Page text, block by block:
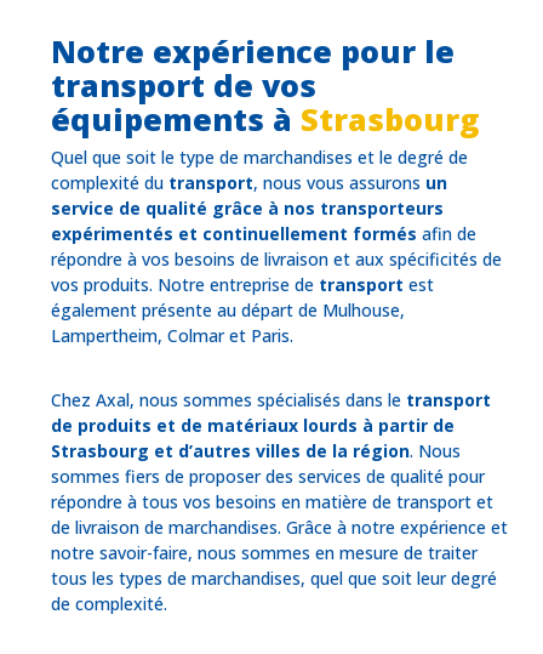
Notre expérience pour le
transport de vos
équipements à Strasbourg
Quel que soit le type de marchandises et le degré de
complexité du transport, nous vous assurons un
service de qualité grâce à nos transporteurs
expérimentés et continuellement formés afin de
répondre à vos besoins de livraison et aux spécificités de
vos produits. Notre entreprise de transport est
également présente au départ de Mulhouse,
Lampertheim, Colmar et Paris.
Chez Axal, nous sommes spécialisés dans le transport
de produits et de matériaux lourds à partir de
Strasbourg et d’autres villes de la région. Nous
sommes fiers de proposer des services de qualité pour
répondre à tous vos besoins en matière de transport et
de livraison de marchandises. Grâce à notre expérience et
notre savoir-faire, nous sommes en mesure de traiter
tous les types de marchandises, quel que soit leur degré
de complexité.